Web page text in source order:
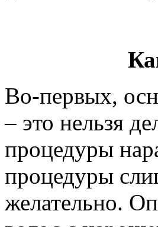
Во-первых,
– это нельзя
процедуры
процедуры
желательно.